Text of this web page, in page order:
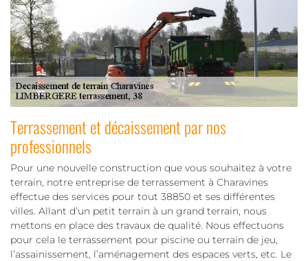
Terrassement et décaissement par nos
professionnels
Pour une nouvelle construction que vous souhaitez à votre
terrain, notre entreprise de terrassement à Charavines
effectue des services pour tout 38850 et ses différentes
villes. Allant d’un petit terrain à un grand terrain, nous
mettons en place des travaux de qualité. Nous effectuons
pour cela le terrassement pour piscine ou terrain de jeu,
l’assainissement, l’aménagement des espaces verts, etc. Le